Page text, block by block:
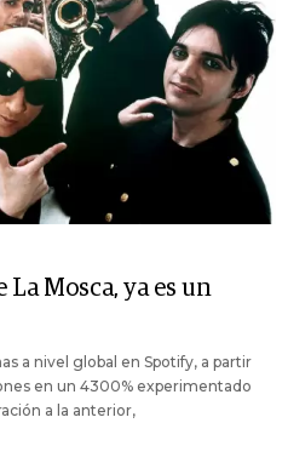
Mosca, ya es un
a nivel global en Spotify, a partir
en un 4300% experimentado
a la anterior,